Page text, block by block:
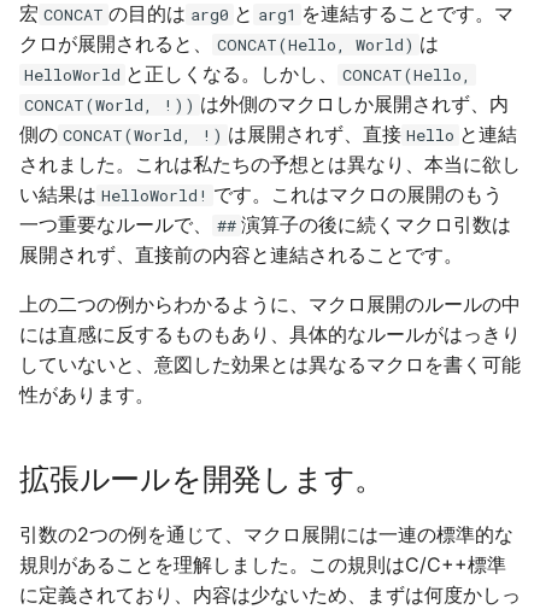
以括号开始
可変長引数空
添えるするアクセス
PP_IS_EMPTY2
__VA_OPT__
パラメータの数をお知らせ
ください。
Japanese.
条件循环
再帰的再入
宏 CONCAT の目的は arg0 と arg1 を連結することです。マ
クロが展開されると、
CONCAT(Hello, World) は
HelloWorld と正しくなる。しかし、
CONCAT(Hello,
CONCAT(World, !)) は外側のマクロしか展開されず、内
側の CONCAT(World, !) は展開されず、直接 Hello と連結
されました。これは私たちの予想とは異なり、本当に欲し
い結果は HelloWorld! です。これはマクロの展開のもう
一つ重要なルールで、
## 演算子の後に続くマクロ引数は
展開されず、直接前の内容と連結されることです。
上の二つの例からわかるように、マクロ展開のルールの中
には直感に反するものもあり、具体的なルールがはっきり
していないと、意図した効果とは異なるマクロを書く可能
性があります。
拡張ルールを開発します。
引数の2つの例を通じて、マクロ展開には一連の標準的な
規則があることを理解しました。この規則はC/C++標準
に定義されており、内容は少ないため、まずは何度かしっ